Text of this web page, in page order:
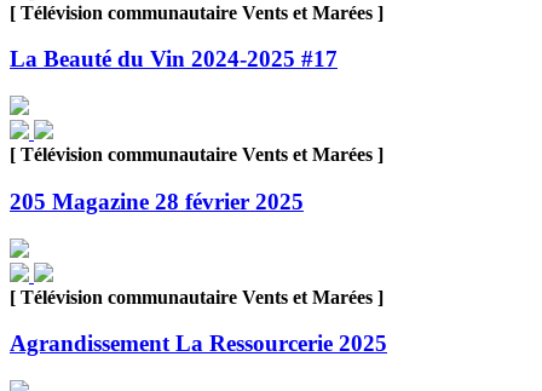
[ Télévision communautaire Vents et Marées ]
La Beauté du Vin 2024-2025 #17
[ Télévision communautaire Vents et Marées ]
205 Magazine 28 février 2025
[ Télévision communautaire Vents et Marées ]
Agrandissement La Ressourcerie 2025